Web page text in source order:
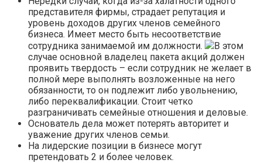
представителя фирмы, страдает репутация и
уровень доходов других членов семейного
бизнеса. Имеет место быть несоответствие
сотрудника занимаемой им должности.
В этом
случае основной владелец пакета акций должен
проявить твердость – если сотрудник не желает в
полной мере выполнять возложенные на него
обязанности, то он подлежит либо увольнению,
либо переквалификации. Стоит четко
разграничивать семейные отношения и деловые.
Основатель дела может потерять авторитет и
уважение других членов семьи.
На лидерские позиции в бизнесе могут
претендовать 2 и более человек.